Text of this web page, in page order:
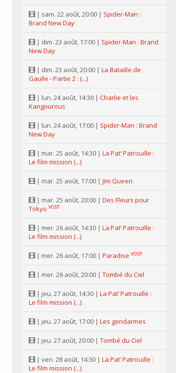
| sam. 22 août, 20:00 | Spider-Man :
Brand New Day
| dim. 23 août, 17:00 | Spider-Man : Brand
New Day
| dim. 23 août, 20:00 | La Bataille de
Gaulle - Partie 2 : (...)
| lun. 24 août, 14:30 | Charlie et les
Kangourous
| lun. 24 août, 17:00 | Spider-Man : Brand
New Day
| mar. 25 août, 14:30 | La Pat’ Patrouille :
Le film mission (...)
| mar. 25 août, 17:00 | Jim Queen
| mar. 25 août, 20:00 | Des Fleurs pour
Tokyo VOST
| mer. 26 août, 14:30 | La Pat’ Patrouille :
Le film mission (...)
| mer. 26 août, 17:00 | Paradise VOST
| mer. 26 août, 20:00 | Tombé du Ciel
| jeu. 27 août, 14:30 | La Pat’ Patrouille :
Le film mission (...)
| jeu. 27 août, 17:00 | Les gendarmes
| jeu. 27 août, 20:00 | Tombé du Ciel
| ven. 28 août, 14:30 | La Pat’ Patrouille :
Le film mission (...)